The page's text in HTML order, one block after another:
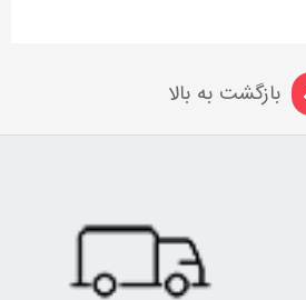
بازگشت به بالا